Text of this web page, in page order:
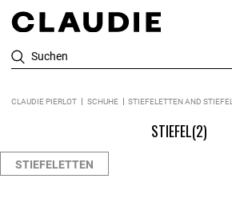
Suchen
CLAUDIE PIERLOT SCHUHE STIEFELETTEN AND STIEFEL
STIEFEL(2)
STIEFELETTEN